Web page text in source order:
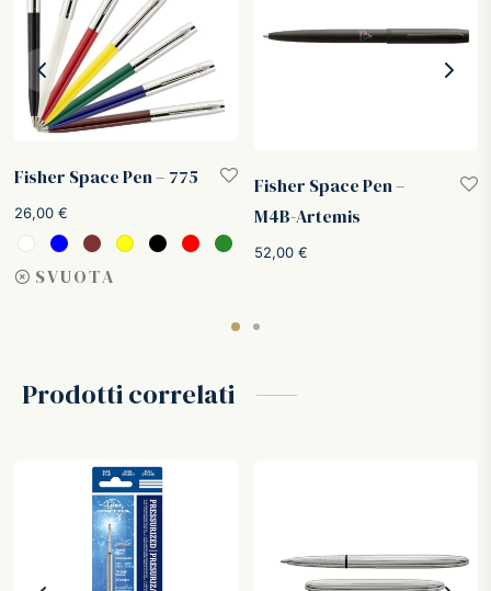
Fisher Space Pen – 775
26,00 €
SVUOTA
Fisher Space Pen –
M4B-Artemis
52,00 €
Prodotti correlati